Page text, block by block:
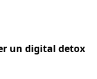
un digital detox